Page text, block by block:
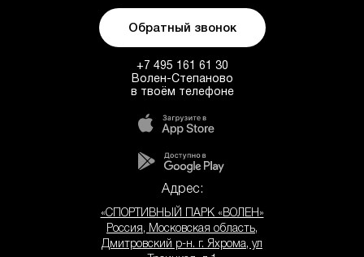
Обратный звонок
+7 495 161 61 30
Волен-Степаново
в твоём телефоне
Адрес:
«СПОРТИВНЫЙ ПАРК «ВОЛЕН»
Россия, Московская область,
Дмитровский р-н. г. Яхрома, ул